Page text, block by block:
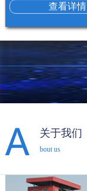
查看详情
关于我们
bout us